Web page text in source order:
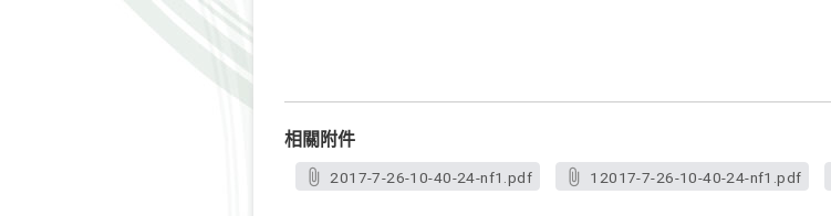
相關附件
2017-7-26-10-40-24-nf1.pdf 12017-7-26-10-40-24-nf1.pdf